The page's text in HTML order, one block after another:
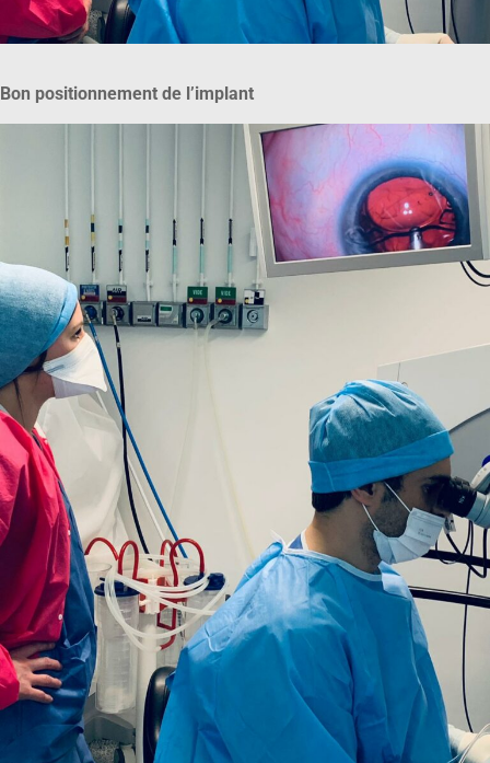
Bon positionnement de l’implant